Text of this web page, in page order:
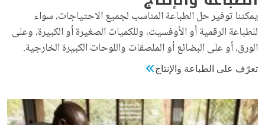
يمكننا توفير حل الطباعة المناسب لجميع الاحتياجات، سواء
للطباعة الرقمية أو الأوفسيت، وللكميات الصغيرة أو الكبيرة، وعلى
الورق، أو على البضائع أو الملصقات واللوحات الكبيرة الخارجية.
تعرّف على الطباعة والإنتاج